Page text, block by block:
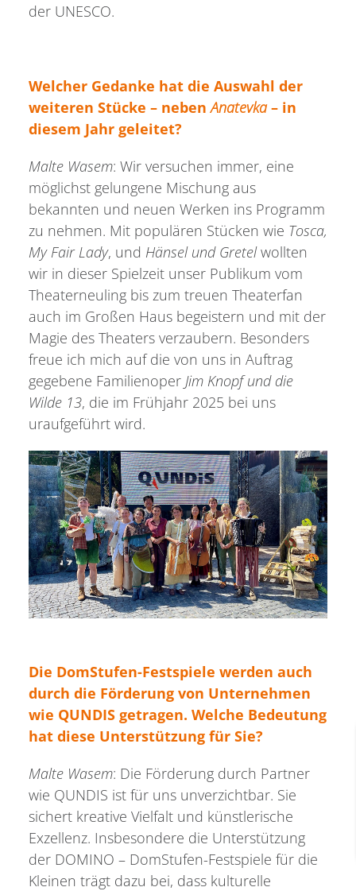
der UNESCO.
Welcher Gedanke hat die Auswahl der
weiteren Stücke – nebenAnatevka– in
diesem Jahr geleitet?
Malte Wasem: Wir versuchen immer, eine
möglichst gelungene Mischung aus
bekannten und neuen Werken ins Programm
zu nehmen. Mit populären Stücken wie Tosca,
My Fair Lady, und Hänsel und Gretelwollten
wir in dieser Spielzeit unser Publikum vom
Theaterneuling bis zum treuen Theaterfan
auch im Großen Haus begeistern und mit der
Magie des Theaters verzaubern. Besonders
freue ich mich auf die von uns in Auftrag
gegebene Familienoper Jim Knopf und die
Wilde 13, die im Frühjahr 2025 bei uns
uraufgeführt wird.
Die DomStufen-Festspiele werden auch
durch die Förderung von Unternehmen
wie QUNDIS getragen. Welche Bedeutung
hat diese Unterstützung für Sie?
Malte Wasem: Die Förderung durch Partner
wie QUNDIS ist für uns unverzichtbar. Sie
sichert kreative Vielfalt und künstlerische
Exzellenz. Insbesondere die Unterstützung
der DOMINO – DomStufen-Festspiele für die
Kleinen trägt dazu bei, dass kulturelle